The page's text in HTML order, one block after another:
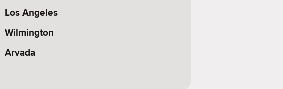
Los Angeles
Wilmington
Arvada